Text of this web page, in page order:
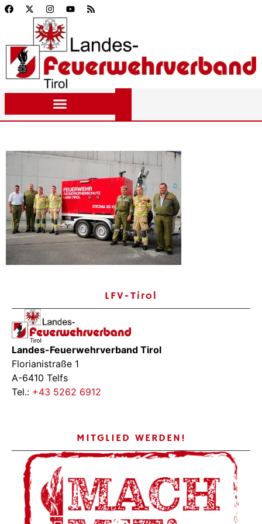
LFV-Tirol
Landes-Feuerwehrverband Tirol
Florianistraße 1
A-6410 Telfs
Tel.: +43 5262 6912
MITGLIED WERDEN!